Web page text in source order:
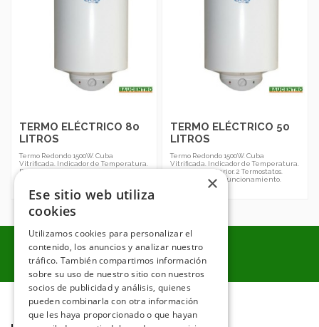
TERMO ELÉCTRICO 80
LITROS
Termo Redondo 1500W. Cuba
Vitrificada. Indicador de Temperatura.
Regulador Exterior. 2 Termostatos.
TERMO ELÉCTRICO 50
LITROS
Termo Redondo 1500W. Cuba
Vitrificada. Indicador de Temperatura.
Regulador Exterior. 2 Termostatos.
Doble Piloto de Funcionamiento.
×
Ese sitio web utiliza
cookies
Utilizamos cookies para personalizar el
contenido, los anuncios y analizar nuestro
tráfico. También compartimos información
sobre su uso de nuestro sitio con nuestros
socios de publicidad y análisis, quienes
pueden combinarla con otra información
que les haya proporcionado o que hayan